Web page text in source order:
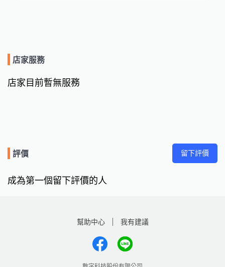
店家服務
店家目前暫無服務
評價 留下評價
成為第一個留下評價的人
幫助中心 我有建議